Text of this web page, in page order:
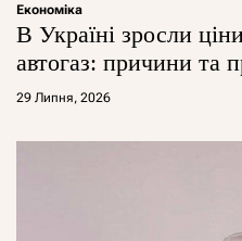
Економіка
В Україні зросли
автогаз: причини та
29 Липня, 2026